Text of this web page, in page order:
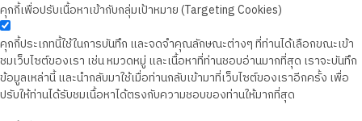
คุกกี้เพื่อปรับเนื้อหาเข้ากับกลุ่มเป้าหมาย (Targeting Cookies)
คุกกี้ประเภทนี้ใช้ในการบันทึก และจดจำคุณลักษณะต่างๆ ที่ท่านได้เลือกขณะเข้า
ชมเว็บไซต์ของเรา เช่น หมวดหมู่ และเนื้อหาที่ท่านชอบอ่านมากที่สุด เราจะบันทึก
ข้อมูลเหล่านี้ และนำกลับมาใช้เมื่อท่านกลับเข้ามาที่เว็บไซต์ของเราอีกครั้ง เพื่อ
ปรับให้ท่านได้รับชมเนื้อหาได้ตรงกับความชอบของท่านให้มากที่สุด